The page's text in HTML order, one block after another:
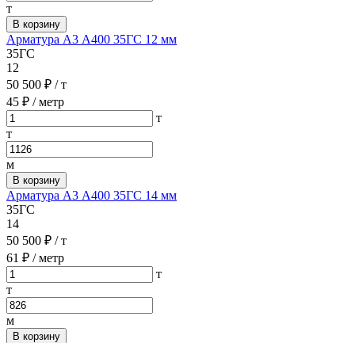
т
В корзину
Арматура А3 А400 35ГС 12 мм
35ГС
12
50 500 ₽ / т
45 ₽ / метр
т
т
м
В корзину
Арматура А3 А400 35ГС 14 мм
35ГС
14
50 500 ₽ / т
61 ₽ / метр
т
т
м
В корзину